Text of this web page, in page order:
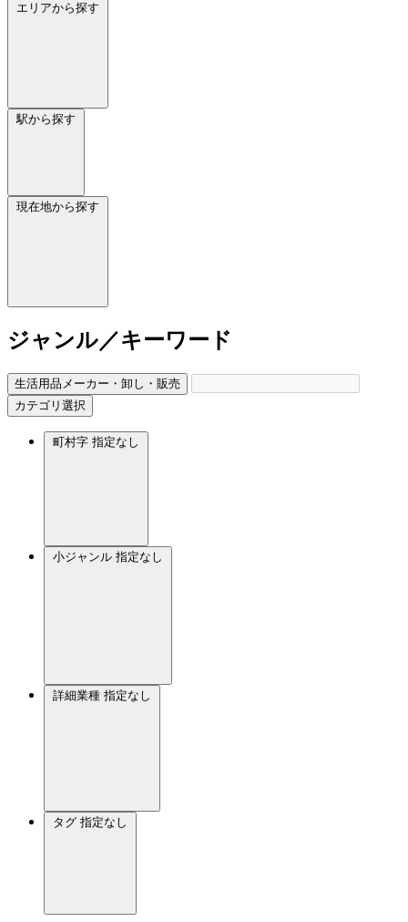
エリアから探す
駅から探す
現在地から探す
ジャンル／キーワード
生活用品メーカー・卸し・販売
カテゴリ選択
町村字 指定なし
小ジャンル 指定なし
詳細業種 指定なし
タグ 指定なし